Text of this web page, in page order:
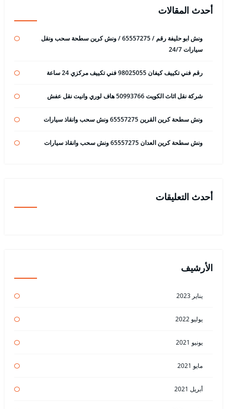
أحدث المقالات
ونش ابو حليفة رقم / 65557275 / ونش كرين سطحة سحب ونقل
سيارات 24/7
رقم فني تكييف كيفان 98025055 فني تكييف مركزي 24 ساعة
شركة نقل اثاث الكويت 50993766 هاف لوري وانيت نقل عفش
ونش سطحة كرين القرين 65557275 ونش سحب وانقاذ سيارات
ونش سطحة كرين العدان 65557275 ونش سحب وانقاذ سيارات
أحدث التعليقات
الأرشيف
يناير 2023
يوليو 2022
يونيو 2021
مايو 2021
أبريل 2021